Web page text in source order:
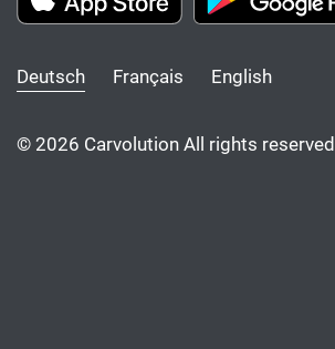
Deutsch Français English
© 2026 Carvolution All rights reserved